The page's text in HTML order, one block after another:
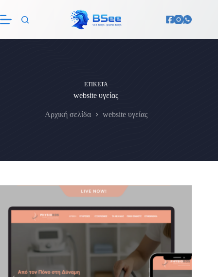
περιεχόμενο
ΕΤΙΚΈΤΑ
website υγείας
Αρχική σελίδα website υγείας